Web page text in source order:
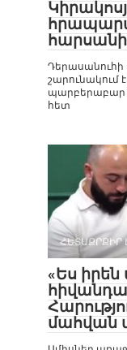
շարունակում
պարբերաբար
հետ
ՀԵՏԱՔՐՔԻՐ
«Ես իրեն
մահվան